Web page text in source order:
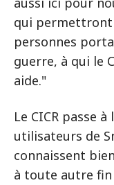
qui permettront
personnes
guerre, à qui le
aide."
Le CICR passe
utilisateurs de
connaissent
à toute autre fin